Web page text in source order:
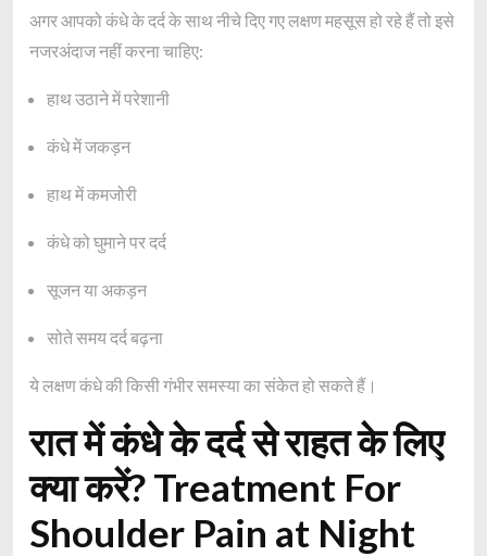
अगर आपको कंधे के दर्द के साथ नीचे दिए गए लक्षण महसूस हो रहे हैं तो इसे
नजरअंदाज नहीं करना चाहिए:
हाथ उठाने में परेशानी
कंधे में जकड़न
हाथ में कमजोरी
कंधे को घुमाने पर दर्द
सूजन या अकड़न
सोते समय दर्द बढ़ना
ये लक्षण कंधे की किसी गंभीर समस्या का संकेत हो सकते हैं।
रात में कंधे के दर्द से राहत के लिए
क्या करें? Treatment For
Shoulder Pain at Night